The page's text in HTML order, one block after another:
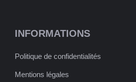
INFORMATIONS
Politique de confidentialités
Mentions légales